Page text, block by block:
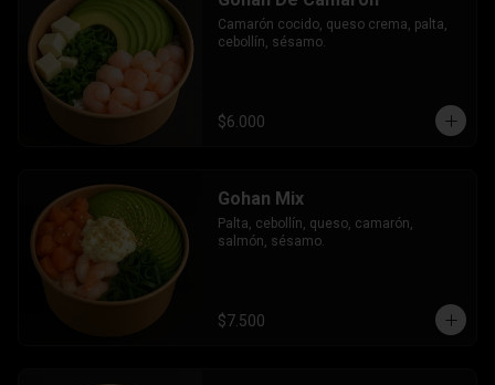
Camarón cocido, queso crema, palta,
cebollín, sésamo.
$6.000
Gohan Mix
Palta, cebollín, queso, camarón,
salmón, sésamo.
$7.500